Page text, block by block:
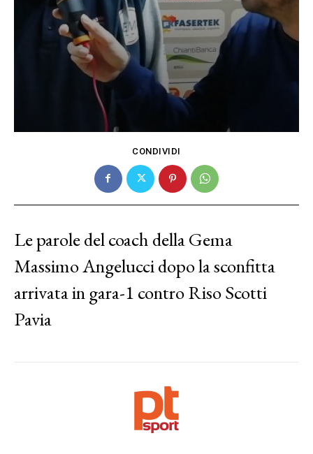
CONDIVIDI
Le parole del coach della Gema
Massimo Angelucci dopo la sconfitta
arrivata in gara-1 contro Riso Scotti
Pavia